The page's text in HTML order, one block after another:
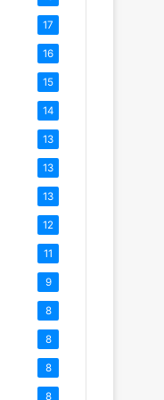
17
16
15
14
13
13
13
12
11
9
8
8
8
8